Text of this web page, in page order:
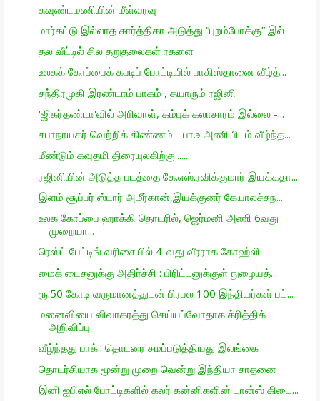
கவுண்டமணியின் மீள்வரவு
மார்கட்டு இல்லாத கார்த்திகா அடுத்து “புறம்போக்கு” இல்
தல வீட்டில் சில தறுதலைகள் ரகளை
உலகக் கோப்பைக் கபடிப் போட்டியில் பாகிஸ்தானை வீழ்த்...
சந்திரமுகி இரண்டாம் பாகம் , தயாரும் ரஜினி
'ஜிகர்தண்டா'வில் அரிவாள், கம்புக் கலாசாரம் இல்லை -...
சபாநாயகர் வெற்றிக் கிண்ணம் - பா.உ அணியிடம் வீழ்ந்த...
மீண்டும் கவுதமி திரையுலகிற்கு.......
ரஜினியின் அடுத்த படத்தை கே.எஸ்.ரவிக்குமார் இயக்கதா...
இளம் சூப்பர் ஸ்டார் அமீர்கான்,இயக்குனர் கே.பாலச்சந...
உலக கோப்பை ஹாக்கி தொடரில், ஜெர்மனி அணி 6வது
முறையா...
ரெஸ்ட் பேட்டிங் வரிசையில் 4-வது வீரராக கோஹ்லி
மைக் டைசனுக்கு அதிர்ச்சி : பிரிட்டனுக்குள் நுழையத்...
ரூ.50 கோடி வருமானத்துடன் பிரபல 100 இந்தியர்கள் பட்...
மனைவியை விவாகரத்து செய்யப்வோதாக க்ரித்திக்
அறிவிப்பு
வீழ்ந்தது பாக்.: தொடரை சமப்படுத்தியது இலங்கை
தொடர்சியாக மூன்று முறை வென்று இந்தியா சாதனை
இனி ஐபிஎல் போட்டிகளில் கலர் கன்னிகளின் டான்ஸ் கிடை...